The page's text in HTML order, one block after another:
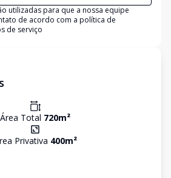
utilizadas para que a nossa equipe
de acordo com a política de
de serviço
Área Total 720m²
Privativa 400m²